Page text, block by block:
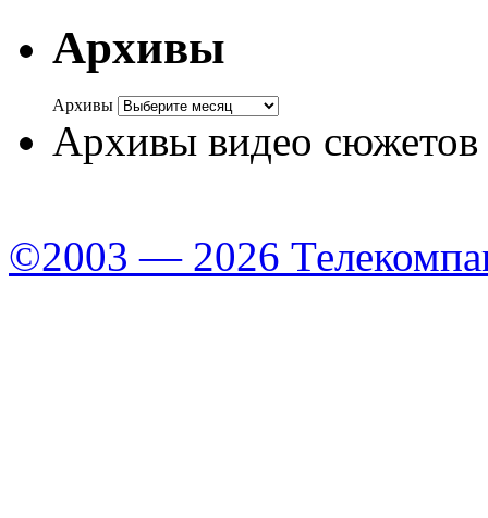
Архивы
Архивы
Архивы видео
©2003 — 2026